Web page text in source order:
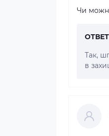
Чи
Так,
в